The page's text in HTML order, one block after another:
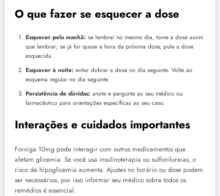
O que fazer se esquecer a dose
Esquecer pela manhã: se lembrar no mesmo dia, tome a dose assim
que lembrar; se já for quase a hora da próxima dose, pule a dose
esquecida.
Esquecer à noite: evitar dobrar a dose no dia seguinte. Volte ao
esquema regular no dia seguinte.
Persistência de dúvidas: anote e pergunte ao seu médico ou
farmacêutico para orientações específicas ao seu caso.
Interações e cuidados importantes
Forxiga 10mg pode interagir com outros medicamentos que
afetam glicemia. Se você usa insulinoterapia ou sulfonilureias, o
risco de hipoglicemia aumenta. Ajustes no horário ou dose podem
ser necessários, por isso informar seu médico sobre todos os
remédios é essencial.